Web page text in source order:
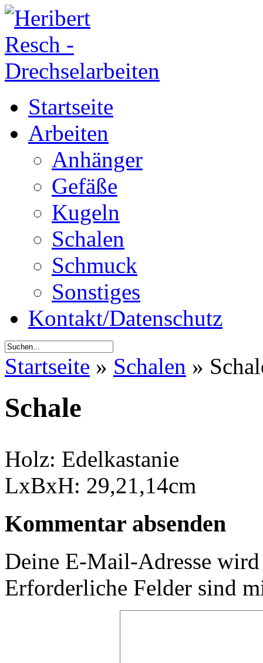
Startseite
Arbeiten
Anhänger
Gefäße
Kugeln
Schalen
Schmuck
Sonstiges
Kontakt/Datenschutz
Startseite » Schalen »
Schale
Holz: Edelkastanie
LxBxH: 29,21,14cm
Kommentar absenden
Deine E-Mail-Adresse
Erforderliche Felder sind